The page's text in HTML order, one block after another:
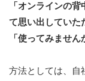
「オンラインの背
て思い出していた
「使ってみませ
方法としては、自